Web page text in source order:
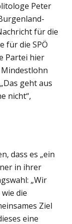
Peter
für die
für die SPÖ
Partei hier
geht aus
nicht“,
dass es „ein
in ihrer
„Wir
die
Ziel
eine